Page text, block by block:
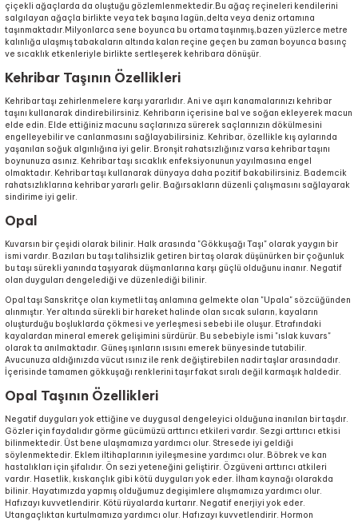
çiçekli ağaçlarda da oluştuğu gözlemlenmektedir.Bu ağaç reçineleri kendilerini
salgılayan ağaçla birlikte veya tek başına lagün,delta veya deniz ortamına
taşınmaktadır.Milyonlarca sene boyunca bu ortama taşınmış,bazen yüzlerce metre
kalınlığa ulaşmış tabakaların altında kalan reçine geçen bu zaman boyunca basınç
ve sıcaklık etkenleriyle birlikte sertleşerek kehribara dönüşür.
Kehribar Taşının Özellikleri
Kehribar taşı zehirlenmelere karşı yararlıdır. Ani ve aşırı kanamalarınızı kehribar
taşını kullanarak dindirebilirsiniz. Kehribarın içerisine bal ve soğan ekleyerek macun
elde edin. Elde ettiğiniz macunu saçlarınıza sürerek saçlarınızın dökülmesini
engelleyebilir ve canlanmasını sağlayabilirsiniz. Kehribar, özellikle kış aylarında
yaşanılan soğuk algınlığına iyi gelir. Bronşit rahatsızlığınız varsa kehribar taşını
boynunuza asınız. Kehribar taşı sıcaklık enfeksiyonunun yayılmasına engel
olmaktadır. Kehribar taşı kullanarak dünyaya daha pozitif bakabilirsiniz. Bademcik
rahatsızlıklarına kehribar yararlı gelir. Bağırsakların düzenli çalışmasını sağlayarak
sindirime iyi gelir.
Opal
Kuvarsın bir çeşidi olarak bilinir. Halk arasında "Gökkuşağı Taşı" olarak yaygın bir
ismi vardır. Bazıları bu taşı talihsizlik getiren bir taş olarak düşünürken bir çoğunluk
bu taşı sürekli yanında taşıyarak düşmanlarına karşı güçlü olduğunu inanır. Negatif
olan duyguları dengelediği ve düzenlediği bilinir.
Opal taşı Sanskritçe olan kıymetli taş anlamına gelmekte olan "Upala" sözcüğünden
alınmıştır. Yer altında sürekli bir hareket halinde olan sıcak suların, kayaların
oluşturduğu boşluklarda çökmesi ve yerleşmesi sebebi ile oluşur. Etrafındaki
kayalardan mineral emerek gelişimini sürdürür. Bu sebebiyle ismi "ıslak kuvars"
olarak ta anılmaktadır. Güneş ışınların ısısını emerek bünyesinde tutabilir.
Avucunuza aldığınızda vücut ısınız ile renk değiştirebilen nadir taşlar arasındadır.
İçerisinde tamamen gökkuşağı renklerini taşır fakat sıralı değil karmaşık haldedir.
Opal Taşının Özellikleri
Negatif duyguları yok ettiğine ve duygusal dengeleyici olduğuna inanılan bir taşdır.
Gözler için faydalıdır görme gücümüzü arttırıcı etkileri vardır. Sezgi arttırıcı etkisi
bilinmektedir. Üst bene ulaşmamıza yardımcı olur. Stresede iyi geldiği
söylenmektedir. Eklem iltihaplarının iyileşmesine yardımcı olur. Böbrek ve kan
hastalıkları için şifalıdır. Ön sezi yeteneğini geliştirir. Özgüveni arttırıcı atkileri
vardır. Hasetlik, kıskançlık gibi kötü duyguları yok eder. İlham kaynağı olarakda
bilinir. Hayatımızda yapmış olduğumuz degişimlere alışmamıza yardımcı olur.
Hafızayı kuvvetlendirir. Kötü rüyalarda kurtarır. Negatif enerjiyi yok eder.
Utangaçlıktan kurtulmamıza yardımcı olur. Hafızayı kuvvetlendirir. Hormon